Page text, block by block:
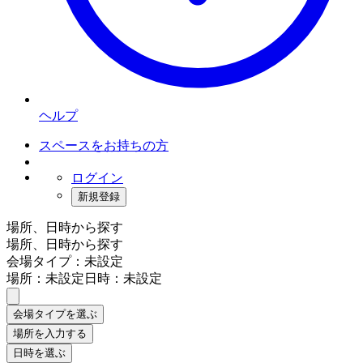
ヘルプ
スペースをお持ちの方
ログイン
新規登録
場所、日時から探す
場所、日時から探す
会場タイプ：未設定
場所：未設定日時：未設定
会場タイプを選ぶ
場所を入力する
日時を選ぶ